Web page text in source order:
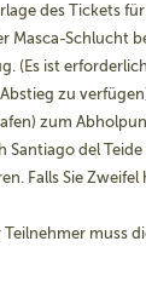
des Tickets
Masca-Schlucht
(Es ist
zu
zum
Santiago del
Falls Sie Zweifel
muss